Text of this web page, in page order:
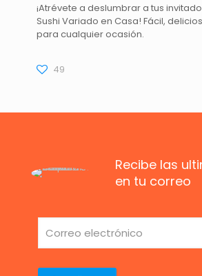
¡Atrévete a deslumbrar a tus
Sushi Variado en Casa! Fácil,
para cualquier ocasión.
49
Recibe las
en tu correo